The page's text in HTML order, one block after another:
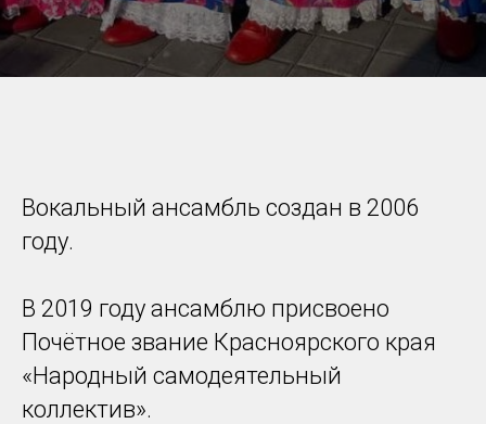
Вокальный ансамбль создан в 2006
году.
В 2019 году ансамблю присвоено
Почётное звание Красноярского края
«Народный самодеятельный
коллектив».